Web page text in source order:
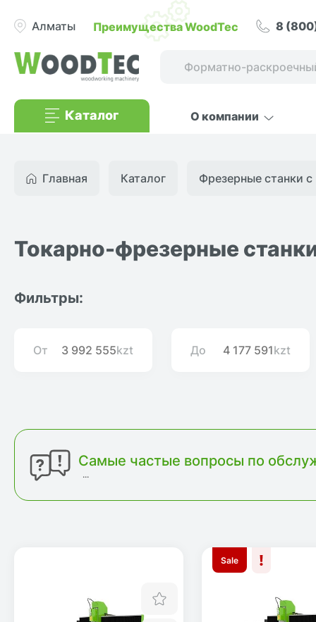
Алматы Преимущества WoodTec 8
Каталог О компании
Главная Каталог Фрезерные станки
Токарно-фрезерные
Фильтры:
От kzt До kzt
Самые частые вопросы по
...
Sale